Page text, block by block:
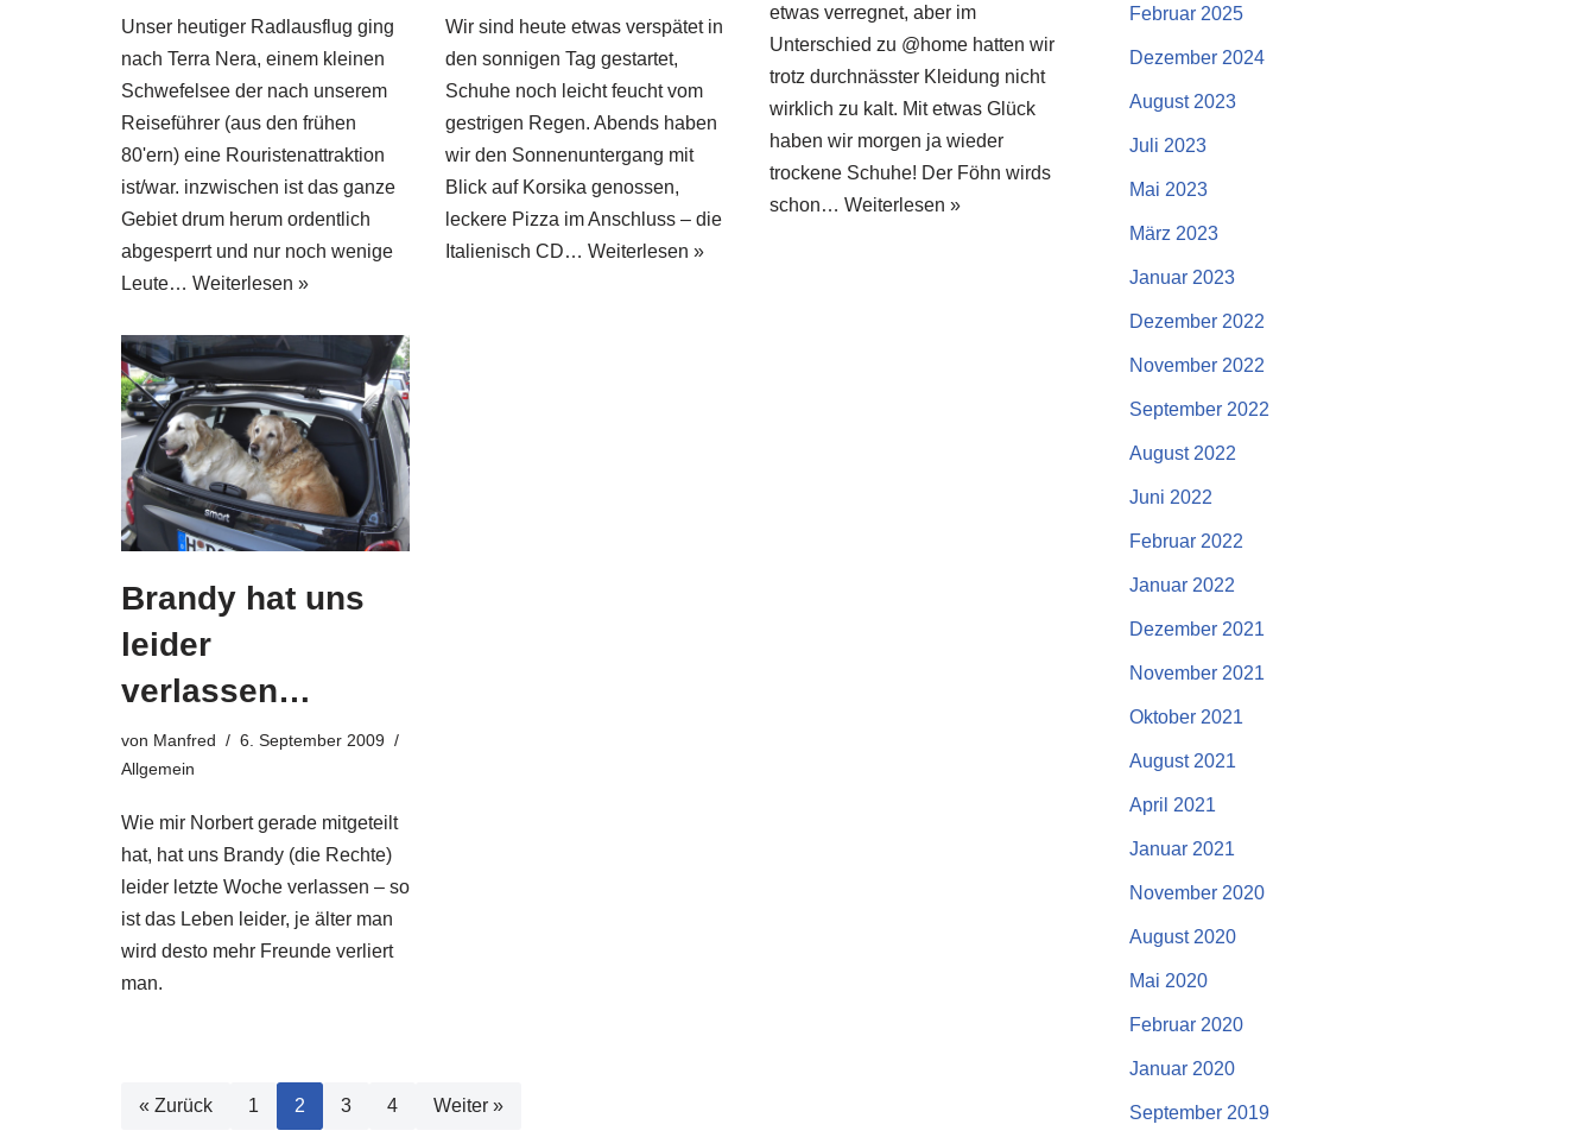
Unser heutiger Radlausflug ging
nach Terra Nera, einem kleinen
Schwefelsee der nach unserem
Reiseführer (aus den frühen
80'ern) eine Rouristenattraktion
ist/war. inzwischen ist das ganze
Gebiet drum herum ordentlich
abgesperrt und nur noch wenige
Leute… Weiterlesen »
Wir sind heute etwas verspätet in
den sonnigen Tag gestartet,
Schuhe noch leicht feucht vom
gestrigen Regen. Abends haben
wir den Sonnenuntergang mit
Blick auf Korsika genossen,
leckere Pizza im Anschluss – die
Italienisch CD… Weiterlesen »
etwas verregnet, aber im
Unterschied zu @home hatten wir
trotz durchnässter Kleidung nicht
wirklich zu kalt. Mit etwas Glück
haben wir morgen ja wieder
trockene Schuhe! Der Föhn wirds
schon… Weiterlesen »
Brandy hat uns
leider
verlassen…
von Manfred
6. September 2009
Allgemein
Wie mir Norbert gerade mitgeteilt
hat, hat uns Brandy (die Rechte)
leider letzte Woche verlassen – so
ist das Leben leider, je älter man
wird desto mehr Freunde verliert
man.
« Zurück 1 2 3 4 Weiter »
Februar 2025
Dezember 2024
August 2023
Juli 2023
Mai 2023
März 2023
Januar 2023
Dezember 2022
November 2022
September 2022
August 2022
Juni 2022
Februar 2022
Januar 2022
Dezember 2021
November 2021
Oktober 2021
August 2021
April 2021
Januar 2021
November 2020
August 2020
Mai 2020
Februar 2020
Januar 2020
September 2019